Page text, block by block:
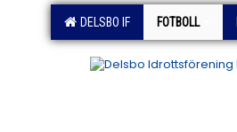
DELSBO IF FOTBOLL